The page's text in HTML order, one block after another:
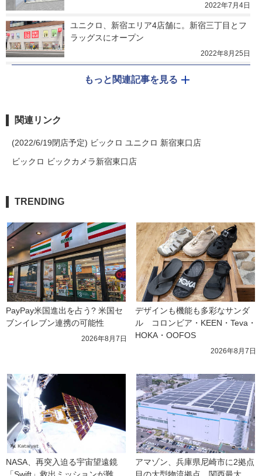
2022年7月4日
ユニクロ、新宿エリア4店舗に。新宿三丁目とフ
ラッグスにオープン
2022年8月25日
もっと関連記事を見る
関連リンク
(2022/6/19閉店予定) ビックロ ユニクロ 新宿東口店
ビックロ ビックカメラ新宿東口店
TRENDING
PayPay米国進出を占う? 米国セ
ブンイレブン連携の可能性
2026年8月7日
デザインも機能も多彩なサンダ
ル　コロンビア・KEEN・Teva・
HOKA・OOFOS
2026年8月7日
NASA、再突入迫る宇宙望遠鏡
アマゾン、兵庫県尼崎市に2拠点